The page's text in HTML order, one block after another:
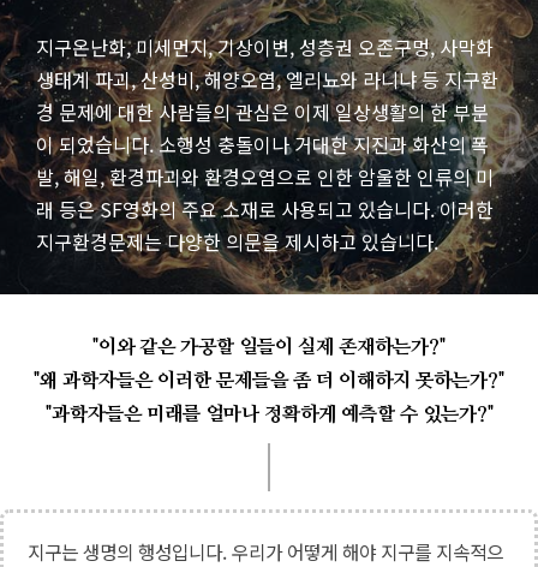
지구온난화, 미세먼지, 기상이변, 성층권 오존구멍, 사막화
생태계 파괴, 산성비, 해양오염, 엘리뇨와 라니냐 등 지구환
경 문제에 대한 사람들의 관심은 이제 일상생활의 한 부분
이 되었습니다. 소행성 충돌이나 거대한 지진과 화산의 폭
발, 해일, 환경파괴와 환경오염으로 인한 암울한 인류의 미
래 등은 SF영화의 주요 소재로 사용되고 있습니다. 이러한
지구환경문제는 다양한 의문을 제시하고 있습니다.
"이와 같은 가공할 일들이 실제 존재하는가?"
"왜 과학자들은 이러한 문제들을 좀 더 이해하지 못하는가?"
"과학자들은 미래를 얼마나 정확하게 예측할 수 있는가?"
지구는 생명의 행성입니다. 우리가 어떻게 해야 지구를 지속적으